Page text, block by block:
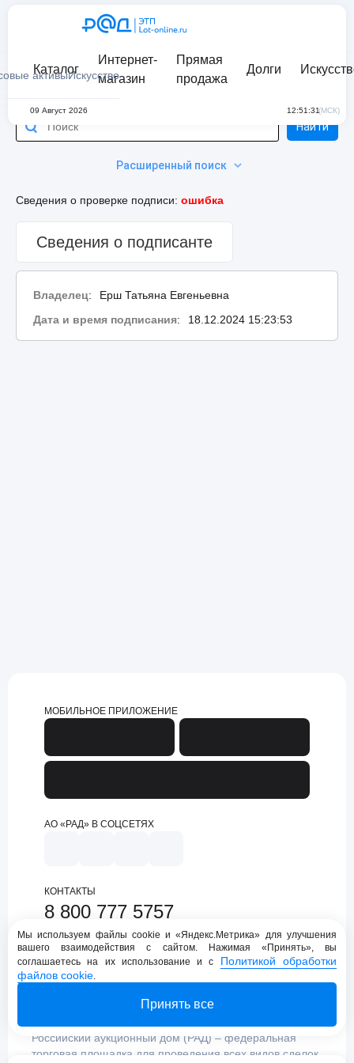
активыИскусство
Каталог
Интернет-
магазин
Прямая
продажа
Долги
09 Август 2026 12:51:31(МСК)
Расширенный поиск
Найти
Сведения о проверке подписи: ошибка
Сведения о подписанте
Владелец:
Ерш Татьяна Евгеньевна
Дата и время подписания: 18.12.2024 15:23:53
МОБИЛЬНОЕ ПРИЛОЖЕНИЕ
АО «РАД» В СОЦСЕТЯХ
КОНТАКТЫ
8 800 777 5757
support@lot-online.ru
Техническая поддержка
Российский аукционный дом (РАД) – федеральная
торговая площадка для проведения всех видов сделок
Мы используем файлы cookie и «Яндекс.Метрика» для улучшения
вашего взаимодействия с сайтом. Нажимая «Принять», вы
соглашаетесь на их использование и с Политикой обработки
файлов cookie.
Принять все